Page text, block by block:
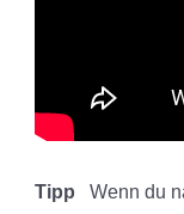
Tipp Wenn du